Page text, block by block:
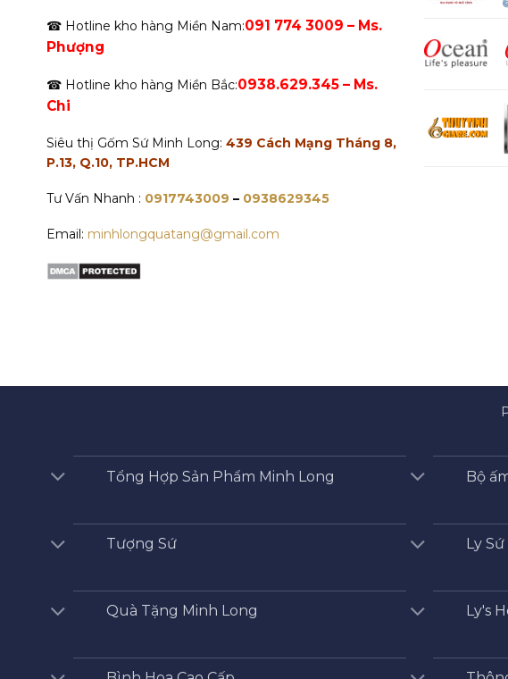
☎ Hotline kho hàng Miền Nam:091 774 3009 – Ms.
Phượng
☎ Hotline kho hàng Miền Bắc:0938.629.345 – Ms.
Chi
Siêu thị Gốm Sứ Minh Long: 439 Cách Mạng Tháng 8,
P.13, Q.10, TP.HCM
Tư Vấn Nhanh : 0917743009 – 0938629345
Email: minhlongquatang@gmail.com
Tổng Hợp Sản Phẩm Minh Long Bộ
Tượng Sứ Ly
Quà Tặng Minh Long Ly's